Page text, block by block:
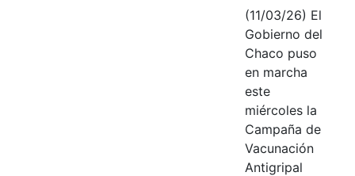
(11/03/26) El
Gobierno del
Chaco puso
en marcha
este
miércoles la
Campaña de
Vacunación
Antigripal